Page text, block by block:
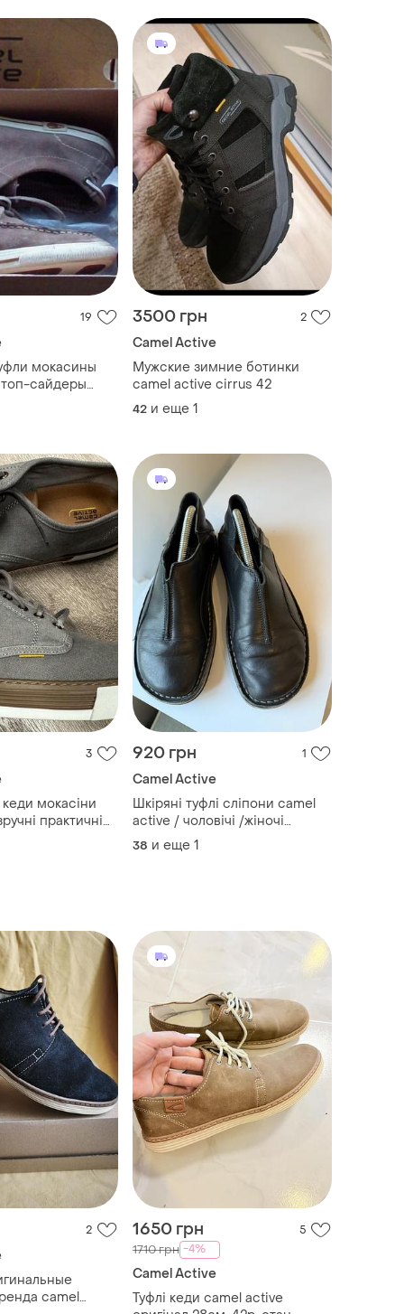
19
мокасины
сайдеры
3500 грн 2
Camel Active
Мужские зимние ботинки
camel active cirrus 42
42 и еще 1
3
практичні
920 грн 1
Camel Active
Шкіряні туфлі сліпони camel
active / чоловічі /жіночі
шкіряні мешти casual
38 и еще 1
2
camel
1650 грн 5
1710 грн -4%
Camel Active
Туфлі кеди camel active